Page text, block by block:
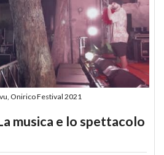
Onirico Festival 2021
musica e lo spettacolo